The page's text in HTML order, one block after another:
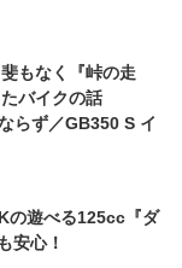
もなく『峠の走
バイクの話
らず／GB350 S イ
の遊べる125cc『ダ
安心！